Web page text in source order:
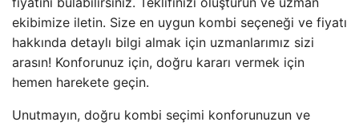
ekibimize iletin. Size en uygun kombi seçeneği ve fiyatı
hakkında detaylı bilgi almak için uzmanlarımız sizi
arasın! Konforunuz için, doğru kararı vermek için
hemen harekete geçin.
Unutmayın, doğru kombi seçimi konforunuzun ve